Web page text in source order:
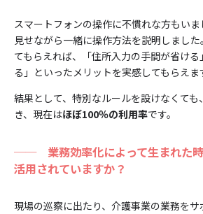
スマートフォンの操作に不慣れな方もい
見せながら一緒に操作方法を説明しまし
てもらえれば、「住所入力の手間が省け
る」といったメリットを実感してもらえま
結果として、特別なルールを設けなくて
き、現在はほぼ100％の利用率です。
── 業務効率化によって生まれた
活用されていますか？
現場の巡察に出たり、介護事業の業務を